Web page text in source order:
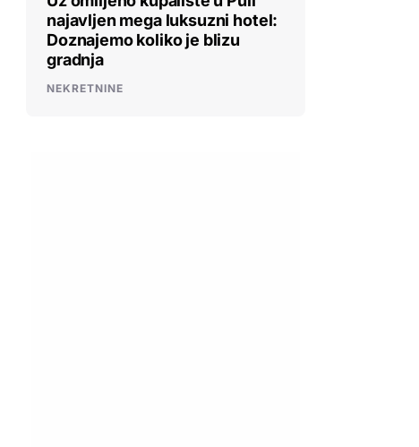
najavljen mega luksuzni hotel:
Doznajemo koliko je blizu
gradnja
NEKRETNINE